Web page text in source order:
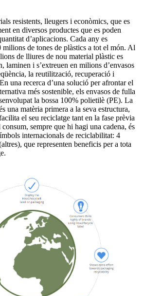
resistents, lleugers i econòmics, que es
en diversos productes que es poden
d’aplicacions. Cada any es
milions de tones de plàstics a tot el món. Al
de lliures de nou material plàstic es
laminen i s’extreuen en milions d’envasos
la reutilització, recuperació i
una recerca d’una solució per afrontar el
més sostenible, els envasos de fulla
la bossa 100% polietilè (PE). La
una matèria primera a la seva estructura,
el seu reciclatge tant en la fase prèvia
sempre que hi hagi una cadena, és
internacionals de reciclabilitat: 4
que representen beneficis per a tota